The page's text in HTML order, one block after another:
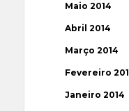
Maio 2014
Abril 2014
Março 2014
Fevereiro
Janeiro 2014